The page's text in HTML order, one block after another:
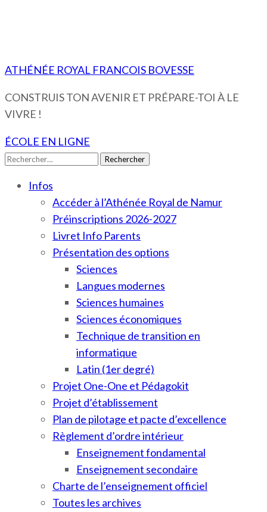
ATHÉNÉE ROYAL FRANCOIS BOVESSE
CONSTRUIS TON AVENIR ET PRÉPARE-TOI À LE
VIVRE !
ÉCOLE EN LIGNE
Rechercher :
Infos
Accéder à l’Athénée Royal de Namur
Préinscriptions 2026-2027
Livret Info Parents
Présentation des options
Sciences
Langues modernes
Sciences humaines
Sciences économiques
Technique de transition en
informatique
Latin (1er degré)
Projet One-One et Pédagokit
Projet d’établissement
Plan de pilotage et pacte d’excellence
Règlement d’ordre intérieur
Enseignement fondamental
Enseignement secondaire
Charte de l’enseignement officiel
Toutes les archives